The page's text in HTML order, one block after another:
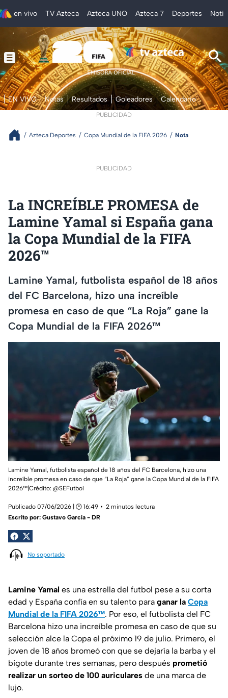
en vivo TV Azteca Azteca UNO Azteca 7 Deportes
EN VIVO Notas Resultados Goleadores Calendario
PUBLICIDAD
Azteca Deportes Copa Mundial de la FIFA 2026 Nota
PUBLICIDAD
La INCREÍBLE PROMESA de
Lamine Yamal si España gana
la Copa Mundial de la FIFA
2026™
Lamine Yamal, futbolista español de 18 años
del FC Barcelona, hizo una increíble
promesa en caso de que “La Roja” gane la
Copa Mundial de la FIFA 2026™
Lamine Yamal, futbolista español de 18 años del FC Barcelona, hizo una
increíble promesa en caso de que “La Roja” gane la Copa Mundial de la FIFA
2026™|Crédito: @SEFutbol
Publicado 07/06/2026 | 🕑 16:49
2 minutos lectura
Escrito por: Gustavo García - DR
No soportado
Lamine Yamal es una estrella del futbol pese a su corta
edad y España confía en su talento para ganar la Copa
Mundial de la FIFA 2026™. Por eso, el futbolista del FC
Barcelona hizo una increíble promesa en caso de que su
selección alce la Copa el próximo 19 de julio. Primero, el
joven de 18 años bromeó con que se dejaría la barba y el
bigote durante tres semanas, pero después prometió
realizar un sorteo de 100 auriculares de una marca de
lujo.